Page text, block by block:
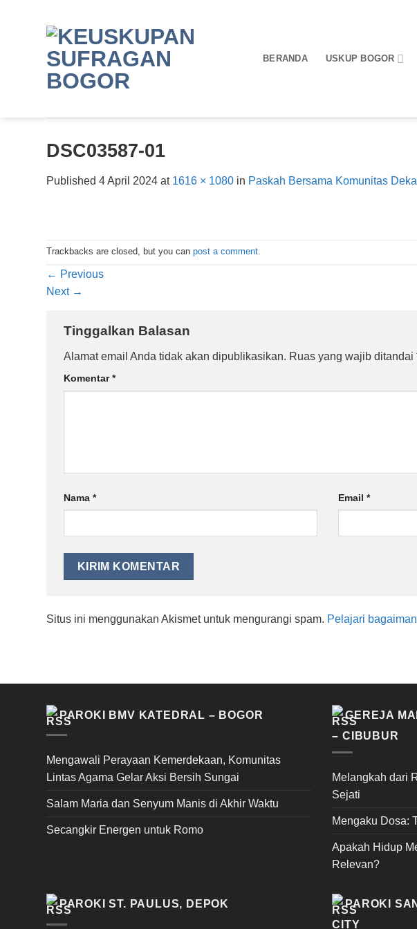
BERANDA USKUP BOGOR
DSC03587-01
Published 4 April 2024 at 1616 × 1080 in Paskah Bersama Komunitas
Trackbacks are closed, but you can post a comment
← Previous
Next →
Tinggalkan Balasan
Alamat email Anda tidak akan dipublikasikan. Ruas yang wajib ditandai
Komentar*
Nama * Email *
Situs ini menggunakan Akismet untuk mengurangi spam. Pelajari
PAROKI BMV KATEDRAL – BOGOR
Mengawali Perayaan Kemerdekaan, Komunitas
Lintas Agama Gelar Aksi Bersih Sungai
Salam Maria dan Senyum Manis di Akhir Waktu
Secangkir Energen untuk Romo
GEREJA
– CIBUBUR
Melangkah dari
Sejati
Mengaku Dosa:
Apakah Hidup
Relevan?
PAROKI ST. PAULUS, DEPOK
PAROKI
CITY